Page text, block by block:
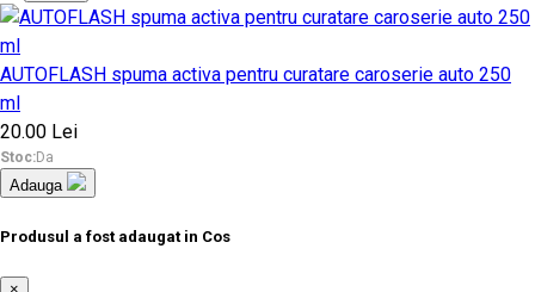
AUTOFLASH spuma activa pentru curatare caroserie auto 250
ml
20.00 Lei
Stoc:Da
Adauga
Produsul a fost adaugat in Cos